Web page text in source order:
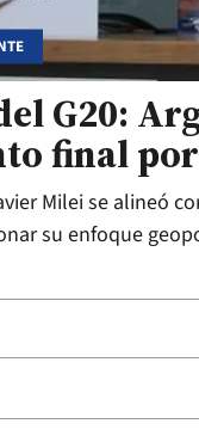
G20:
final
Milei se alineó
su enfoque